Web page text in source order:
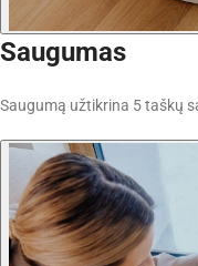
Saugumas
Saugumą užtikrina 5 taškų